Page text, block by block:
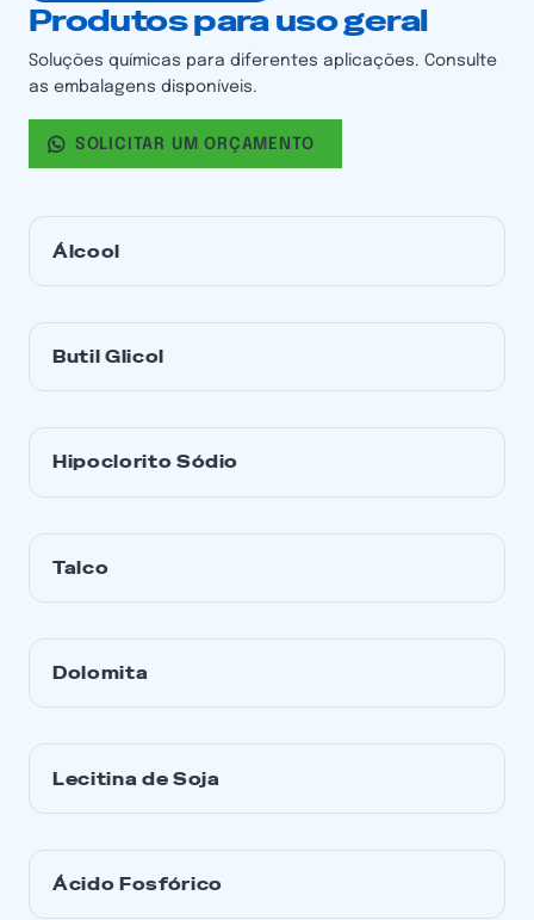
Produtos para uso geral
Soluções químicas para diferentes aplicações. Consulte
as embalagens disponíveis.
SOLICITAR UM ORÇAMENTO
Álcool
Butil Glicol
Hipoclorito Sódio
Talco
Dolomita
Lecitina de Soja
Ácido Fosfórico